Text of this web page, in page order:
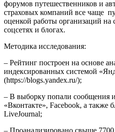
форумов путешественников и
страховых компаний все чаще
оценкой работы организаций на
соцсетях и блогах.
Методика исследования:
– Рейтинг построен на основе
индексированных системой
(https://blogs.yandex.ru/);
– В выборку попали сообщения
«Вконтакте», Facebook, а также
LiveJournal;